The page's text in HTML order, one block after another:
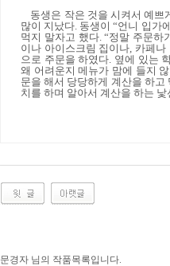
동생은 작은 것을 시켜서 예쁘
많이 지났다. 동생이“언니 입가
먹지 말자고 했다. “정말 주문하
이나 아이스크림 집이나, 카페나
으로 주문을 하였다. 옆에 있는
왜 어려운지 메뉴가 맘에 들지
문을 해서 당당하게 계산을 하고
치를 하며 알아서 계산을 하는
문경자 님의 작품목록입니다.